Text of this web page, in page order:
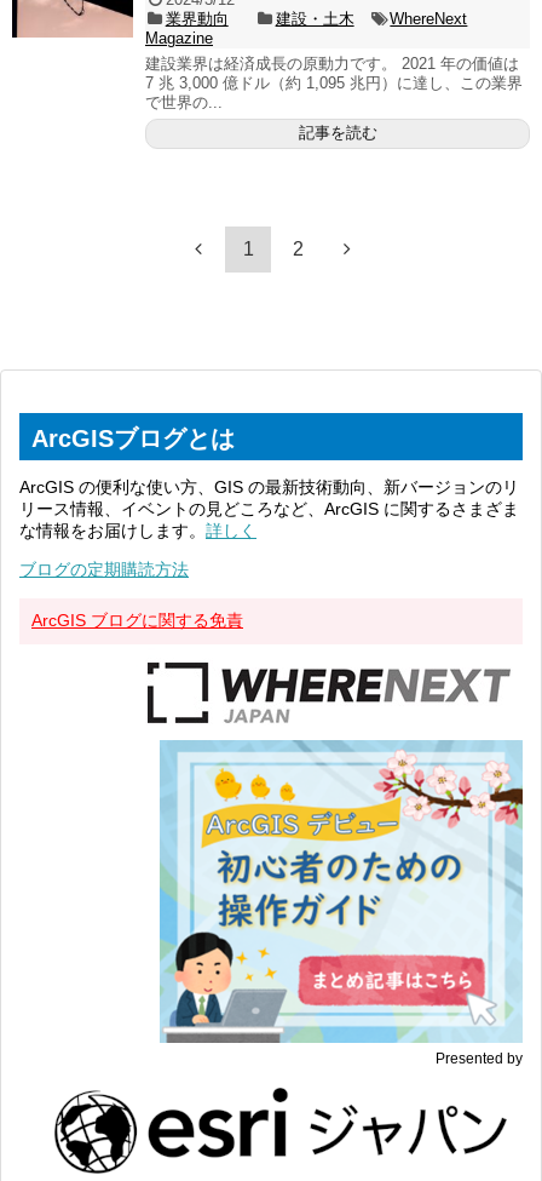
業界動向
建設・土木
WhereNext
Magazine
建設業界は経済成長の原動力です。 2021 年の価値は
7 兆 3,000 億ドル（約 1,095 兆円）に達し、この業界
で世界の...
記事を読む
1 2
ArcGISブログとは
ArcGIS の便利な使い方、GIS の最新技術動向、新バージョンのリ
リース情報、イベントの見どころなど、ArcGIS に関するさまざま
な情報をお届けします。 詳しく
ブログの定期購読方法
ArcGIS ブログに関する免責
Presented by